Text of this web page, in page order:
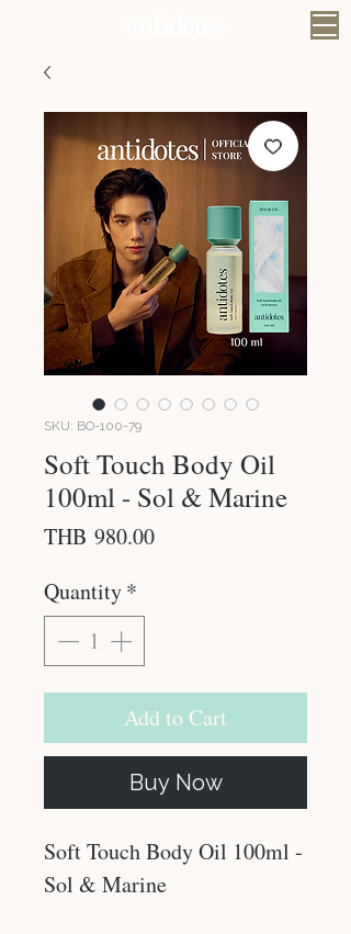
SKU: BO-100-79
Soft Touch Body Oil
100ml - Sol & Marine
THB 980.00Price
Quantity*
Add to Cart
Buy Now
Soft Touch Body Oil 100ml -
Sol & Marine